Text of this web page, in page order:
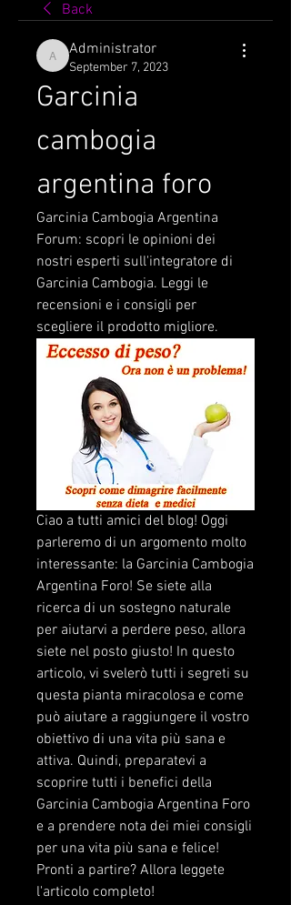
Back
Administrator
Administrator
September 7, 2023
Garcinia
cambogia
argentina foro
Garcinia Cambogia Argentina
Forum: scopri le opinioni dei
nostri esperti sull'integratore di
Garcinia Cambogia. Leggi le
recensioni e i consigli per
scegliere il prodotto migliore.
Ciao a tutti amici del blog! Oggi
parleremo di un argomento molto
interessante: la Garcinia Cambogia
Argentina Foro! Se siete alla
ricerca di un sostegno naturale
per aiutarvi a perdere peso, allora
siete nel posto giusto! In questo
articolo, vi svelerò tutti i segreti su
questa pianta miracolosa e come
può aiutare a raggiungere il vostro
obiettivo di una vita più sana e
attiva. Quindi, preparatevi a
scoprire tutti i benefici della
Garcinia Cambogia Argentina Foro
e a prendere nota dei miei consigli
per una vita più sana e felice!
Pronti a partire? Allora leggete
l'articolo completo!